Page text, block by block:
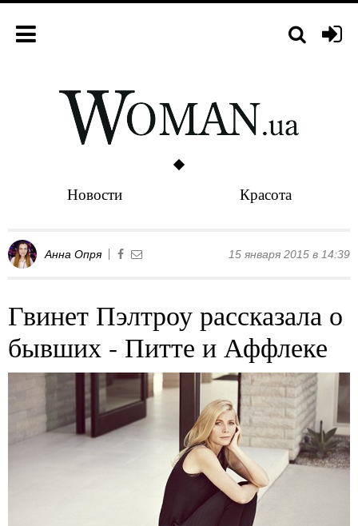
Новости Красота
Анна Опря 15 января 2015 в 14:39
Гвинет Пэлтроу рассказала о
бывших - Питте и Аффлеке